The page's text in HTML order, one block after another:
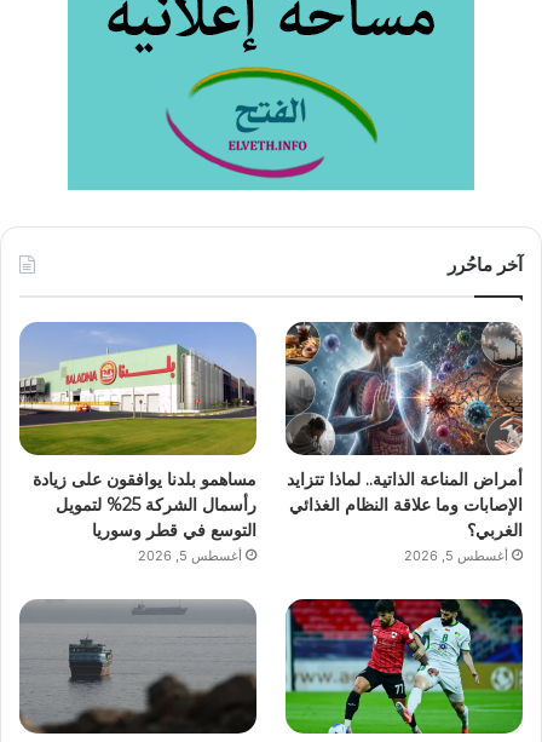
آخر ماحُرر
أمراض المناعة الذاتية.. لماذا تتزايد
الإصابات وما علاقة النظام الغذائي
الغربي؟
أغسطس 5, 2026
مساهمو بلدنا يوافقون على زيادة
رأسمال الشركة 25% لتمويل
التوسع في قطر وسوريا
أغسطس 5, 2026